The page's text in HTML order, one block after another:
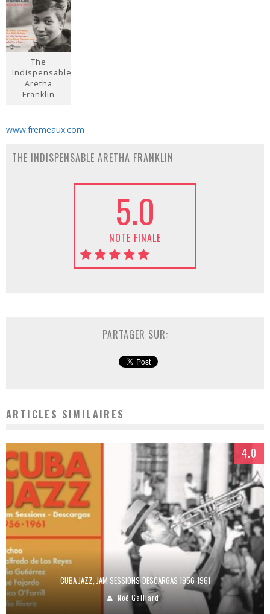
The
Indispensable
Aretha
Franklin
www.fremeaux.com
THE INDISPENSABLE ARETHA FRANKLIN
5.0
NOTE FINALE
PARTAGER SUR:
ARTICLES SIMILAIRES
4.0
CUBA JAZZ, JAM SESSIONS-DESCARGAS 1956-1961
Noé Gaillard